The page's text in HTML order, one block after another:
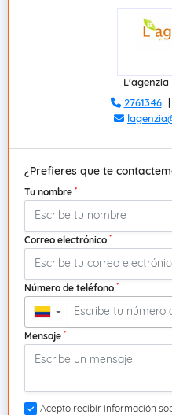
2761346|
¿Prefieres que te
Tu nombre *
Correo electrónico *
Número de teléfono *
▼
Mensaje *
Acepto recibir información